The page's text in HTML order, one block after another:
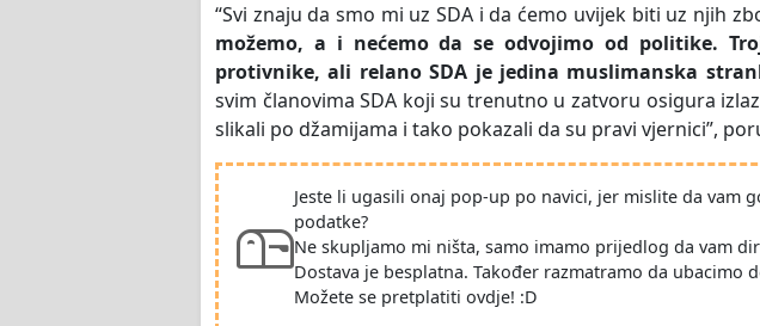
“Svi znaju da smo mi uz SDA i da ćemo uvijek biti uz njih
možemo, a i nećemo da se odvojimo od politike.
protivnike, ali relano SDA je jedina muslimanska
svim članovima SDA koji su trenutno u zatvoru osigura
slikali po džamijama i tako pokazali da su pravi vjernici”,
Jeste li ugasili onaj pop-up po navici, jer mislite da vam
podatke?
Ne skupljamo mi ništa, samo imamo prijedlog da vam
Dostava je besplatna. Također razmatramo da ubacimo
Možete se pretplatiti ovdje! :D